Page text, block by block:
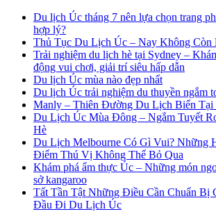
Du lịch Úc tháng 7 nên lựa chọn trang
hợp lý?
Thủ Tục Du Lịch Úc – Nay Không Còn
Trải nghiệm du lịch hè tại Sydney –
động vui chơi, giải trí siêu hấp dẫn
Du lịch Úc mùa nào đẹp nhất
Du lịch Úc trải nghiệm du thuyền ngắm
Manly – Thiên Đường Du Lịch Biển Tại
Du Lịch Úc Mùa Đông – Ngắm Tuyết
Hè
Du Lịch Melbourne Có Gì Vui? Những
Điểm Thú Vị Không Thể Bỏ Qua
Khám phá ẩm thực Úc – Những món
sở kangaroo
Tất Tần Tật Những Điều Cần Chuẩn Bị
Đầu Đi Du Lịch Úc